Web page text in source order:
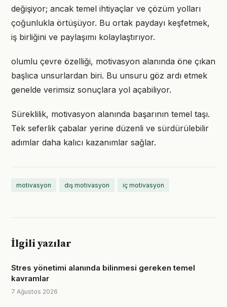
değişiyor; ancak temel ihtiyaçlar ve çözüm yolları
çoğunlukla örtüşüyor. Bu ortak paydayı keşfetmek,
iş birliğini ve paylaşımı kolaylaştırıyor.
olumlu çevre özelliği, motivasyon alanında öne çıkan
başlıca unsurlardan biri. Bu unsuru göz ardı etmek
genelde verimsiz sonuçlara yol açabiliyor.
Süreklilik, motivasyon alanında başarının temel taşı.
Tek seferlik çabalar yerine düzenli ve sürdürülebilir
adımlar daha kalıcı kazanımlar sağlar.
motivasyon dış motivasyon iç motivasyon
İlgili yazılar
Stres yönetimi alanında bilinmesi gereken temel
kavramlar
7 Ağustos 2026